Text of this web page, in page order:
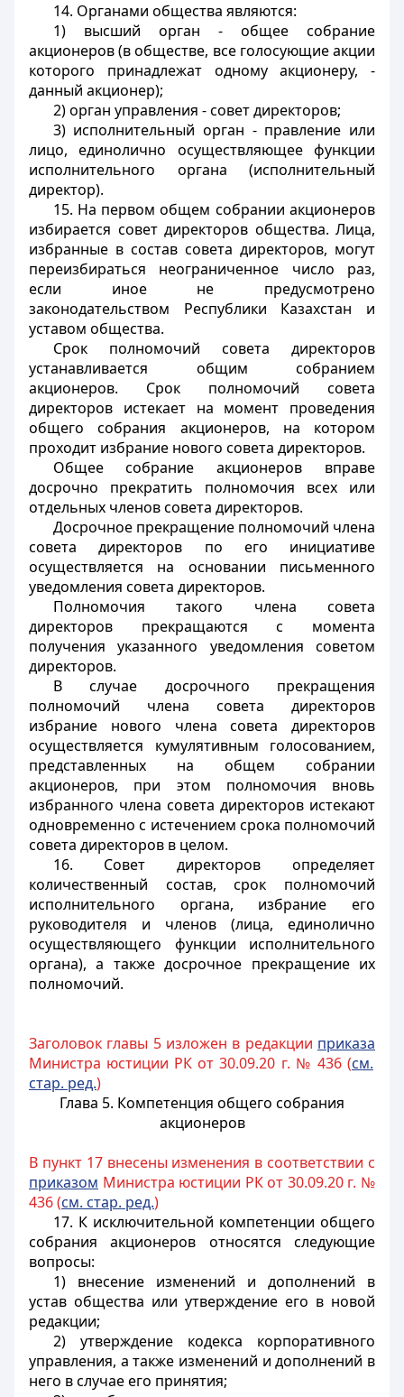
14. Органами общества являются:
1) высший орган - общее собрание
акционеров (в обществе, все голосующие акции
которого принадлежат одному акционеру, -
данный акционер);
2) орган управления - совет директоров;
3) исполнительный орган - правление или
лицо, единолично осуществляющее функции
исполнительного органа (исполнительный
директор).
15. На первом общем собрании акционеров
избирается совет директоров общества. Лица,
избранные в состав совета директоров, могут
переизбираться неограниченное число раз,
если иное не предусмотрено
законодательством Республики Казахстан и
уставом общества.
Срок полномочий совета директоров
устанавливается общим собранием
акционеров. Срок полномочий совета
директоров истекает на момент проведения
общего собрания акционеров, на котором
проходит избрание нового совета директоров.
Общее собрание акционеров вправе
досрочно прекратить полномочия всех или
отдельных членов совета директоров.
Досрочное прекращение полномочий члена
совета директоров по его инициативе
осуществляется на основании письменного
уведомления совета директоров.
Полномочия такого члена совета
директоров прекращаются с момента
получения указанного уведомления советом
директоров.
В случае досрочного прекращения
полномочий члена совета директоров
избрание нового члена совета директоров
осуществляется кумулятивным голосованием,
представленных на общем собрании
акционеров, при этом полномочия вновь
избранного члена совета директоров истекают
одновременно с истечением срока полномочий
совета директоров в целом.
16. Совет директоров определяет
количественный состав, срок полномочий
исполнительного органа, избрание его
руководителя и членов (лица, единолично
осуществляющего функции исполнительного
органа), а также досрочное прекращение их
полномочий.
Заголовок главы 5 изложен в редакции приказа
Министра юстиции РК от 30.09.20 г. № 436 (см.
стар. ред.)
Глава 5. Компетенция общего собрания
акционеров
В пункт 17 внесены изменения в соответствии с
приказом Министра юстиции РК от 30.09.20 г. №
436 (см. стар. ред.)
17. К исключительной компетенции общего
собрания акционеров относятся следующие
вопросы:
1) внесение изменений и дополнений в
устав общества или утверждение его в новой
редакции;
2) утверждение кодекса корпоративного
управления, а также изменений и дополнений в
него в случае его принятия;